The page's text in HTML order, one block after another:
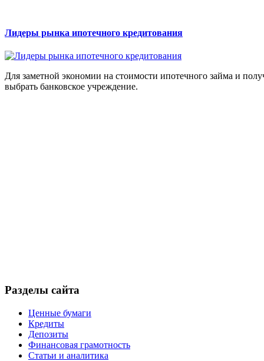
Лидеры рынка ипотечного кредитования
Для заметной экономии на стоимости ипотечного займа и
выбрать банковское учреждение.
Разделы сайта
Ценные бумаги
Кредиты
Депозиты
Финансовая грамотность
Статьи и аналитика